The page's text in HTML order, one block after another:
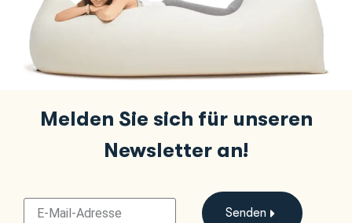
Melden Sie sich für unseren
Newsletter an!
Senden